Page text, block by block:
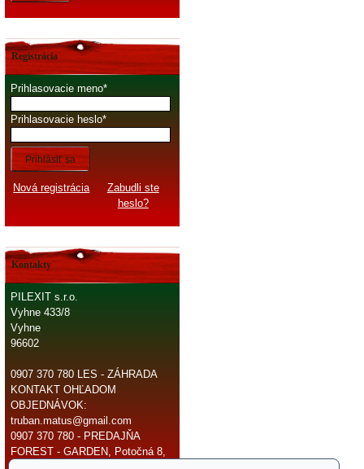
Registrácia
Prihlasovacie meno
Prihlasovacie heslo
Prihlásiť sa
Nová registrácia
Zabudli ste
heslo?
Kontakty
PILEXIT s.r.o.
Vyhne 433/8
Vyhne
96602
0907 370 780 LES - ZÁHRADA
KONTAKT OHĽADOM
OBJEDNÁVOK:
truban.matus@gmail.com
0907 370 780 - PREDAJŇA
FOREST - GARDEN, Potočná 8,